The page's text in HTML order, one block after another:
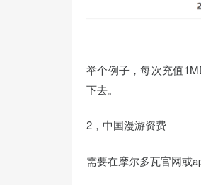
举个例子，每次充值
下去。
2，中国漫游资费
需要在摩尔多瓦官网或